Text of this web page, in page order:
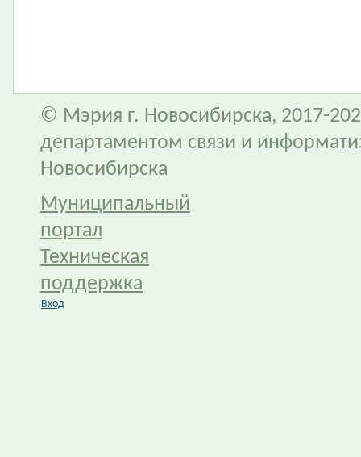
© Мэрия г. Новосибирска, 2017-
департаментом связи и
Новосибирска
Муниципальный
портал
Техническая
поддержка
Вход